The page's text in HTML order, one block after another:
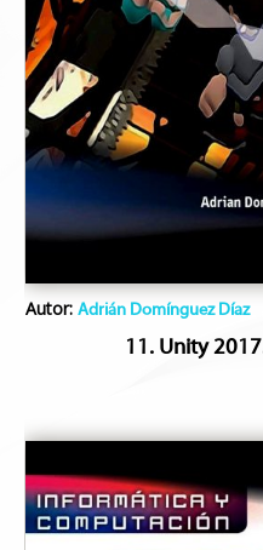
Autor:Adrián Domínguez Díaz
11. Unity